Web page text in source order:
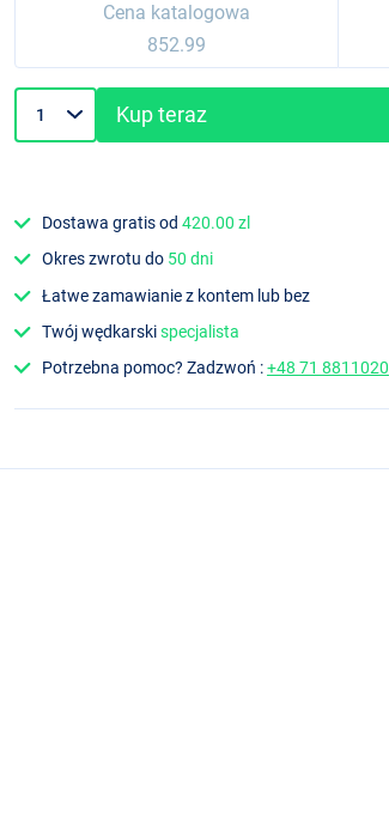
Cena katalogowa
852.99
Kup teraz
Dostawa gratis od420.00 zl
Okres zwrotu do 50 dni
Łatwe zamawianie z kontem lub bez
Twój wędkarskispecjalista
Potrzebna pomoc? Zadzwoń :+48 71 8811020